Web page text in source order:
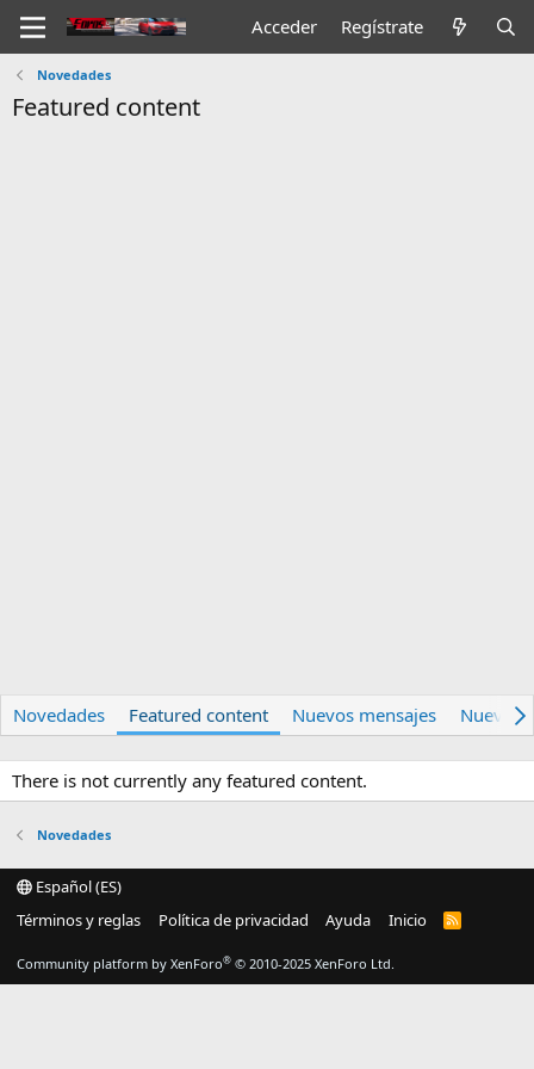
Acceder Regístrate
Novedades
Featured content
Novedades Featured content Nuevos mensajes Nueva
There is not currently any featured content.
Novedades
Español (ES)
Términos y reglas
Política de privacidad Ayuda Inicio
R
Community platform by XenForo® © 2010-2025 XenForo Ltd.